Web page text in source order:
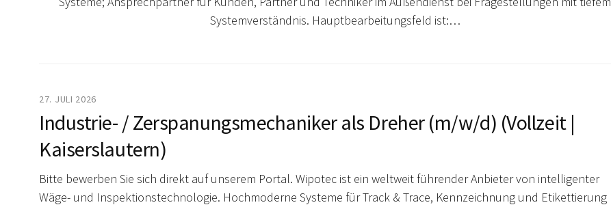
Systemverständnis. Hauptbearbeitungsfeld ist:…
27. JULI 2026
Industrie- / Zerspanungsmechaniker als Dreher (m/w/d) (Vollzeit |
Kaiserslautern)
Bitte bewerben Sie sich direkt auf unserem Portal. Wipotec ist ein weltweit führender Anbieter von intelligenter
Wäge- und Inspektionstechnologie. Hochmoderne Systeme für Track & Trace, Kennzeichnung und Etikettierung